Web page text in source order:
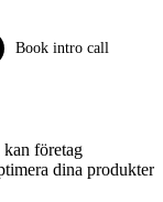
Book intro call
kan företag
dina produkter